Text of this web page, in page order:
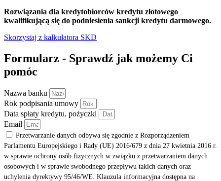
Rozwiązania dla kredytobiorców kredytu złotowego
kwalifikującą się do podniesienia sankcji kredytu darmowego.
Skorzystaj z kalkulatora SKD
Formularz - Sprawdź jak możemy Ci
pomóc
Nazwa banku
Rok podpisania umowy
Data spłaty kredytu, pożyczki
Email
Przetwarzanie danych odbywa się zgodnie z Rozporządzeniem
Parlamentu Europejskiego i Rady (UE) 2016/679 z dnia 27 kwietnia 2016 r.
w sprawie ochrony osób fizycznych w związku z przetwarzaniem danych
osobowych i w sprawie swobodnego przepływu takich danych oraz
uchylenia dyrektywy 95/46/WE. Klauzula informacyjna dostępna na